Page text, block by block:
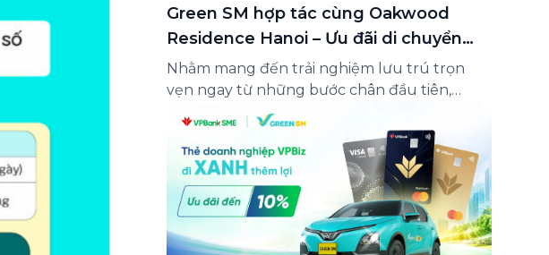
Green SM hợp tác cùng Oakwood
Residence Hanoi – Ưu đãi di chuyển
lên đến 25%
Nhằm mang đến trải nghiệm lưu trú trọn
vẹn ngay từ những bước chân đầu tiên,
Green SM chính thức hợp tác cùng
Oakwood Residence Hanoi triển khai chương
trình ưu đãi di chuyển dành riêng cho khách
hàng có điểm đi hoặc điểm đến tại khu căn
hộ dịch vụ này. Tọa lạc trong […]